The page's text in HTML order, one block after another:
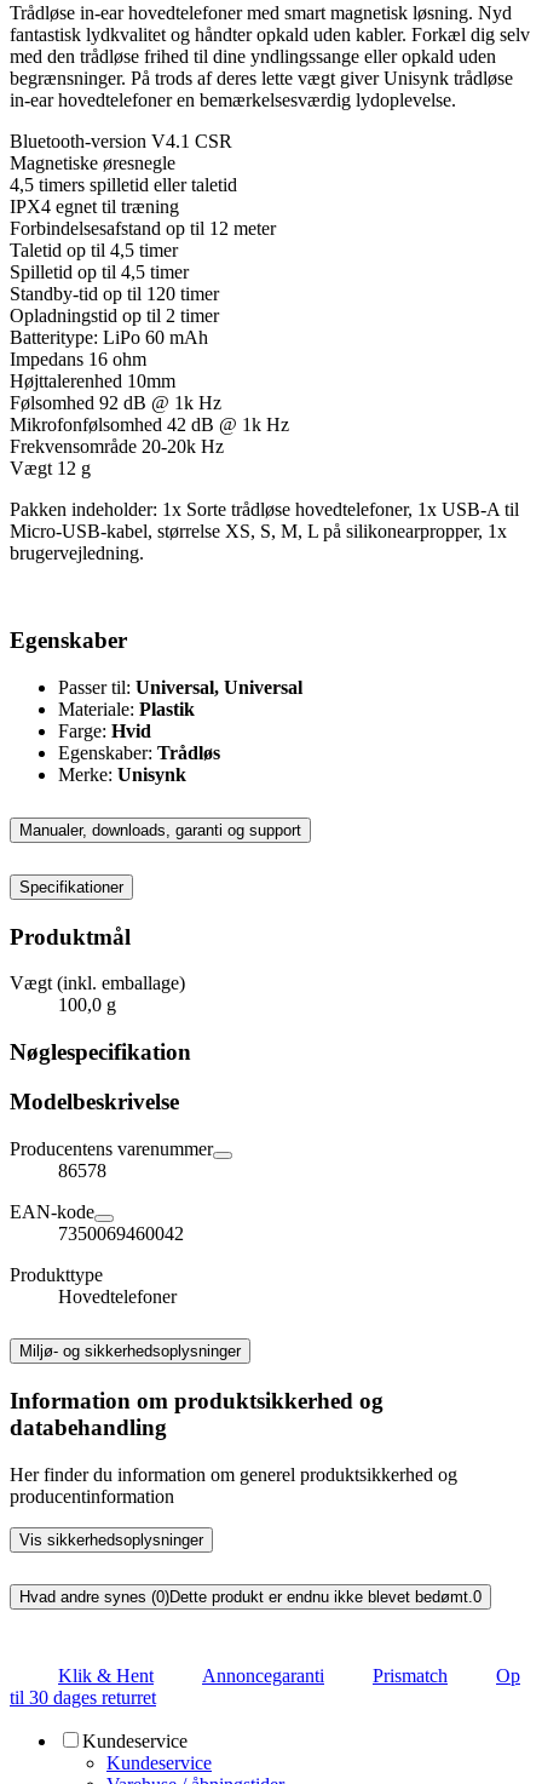
Trådløse in-ear hovedtelefoner med smart magnetisk løsning. Nyd
fantastisk lydkvalitet og håndter opkald uden kabler. Forkæl dig selv
med den trådløse frihed til dine yndlingssange eller opkald uden
begrænsninger. På trods af deres lette vægt giver Unisynk trådløse
in-ear hovedtelefoner en bemærkelsesværdig lydoplevelse.
Bluetooth-version V4.1 CSR
Magnetiske øresnegle
4,5 timers spilletid eller taletid
IPX4 egnet til træning
Forbindelsesafstand op til 12 meter
Taletid op til 4,5 timer
Spilletid op til 4,5 timer
Standby-tid op til 120 timer
Opladningstid op til 2 timer
Batteritype: LiPo 60 mAh
Impedans 16 ohm
Højttalerenhed 10mm
Følsomhed 92 dB @ 1k Hz
Mikrofonfølsomhed 42 dB @ 1k Hz
Frekvensområde 20-20k Hz
Vægt 12 g
Pakken indeholder: 1x Sorte trådløse hovedtelefoner, 1x USB-A til
Micro-USB-kabel, størrelse XS, S, M, L på silikonearpropper, 1x
brugervejledning.
Egenskaber
Passer til: Universal, Universal
Materiale: Plastik
Farge: Hvid
Egenskaber: Trådløs
Merke: Unisynk
Manualer, downloads, garanti og support
Specifikationer
Produktmål
Vægt (inkl. emballage)
100,0 g
Nøglespecifikation
Modelbeskrivelse
Producentens varenummer
86578
EAN-kode
7350069460042
Produkttype
Hovedtelefoner
Miljø- og sikkerhedsoplysninger
Information om produktsikkerhed og
databehandling
Her finder du information om generel produktsikkerhed og
producentinformation
Vis sikkerhedsoplysninger
Hvad andre synes (0)Dette produkt er endnu ikke blevet bedømt. 0
Klik & Hent Annoncegaranti Prismatch
Op
til 30 dages returret
Kundeservice
Kundeservice